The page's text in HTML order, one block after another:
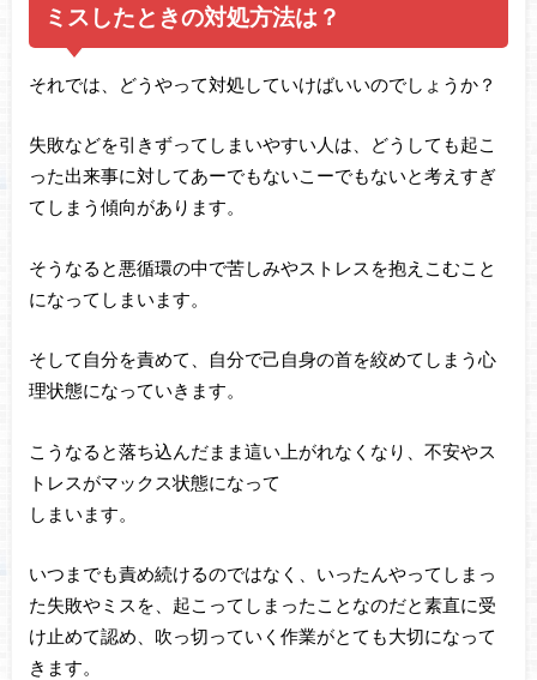
ミスしたときの対処方法は？
それでは、どうやって対処していけばいいのでしょうか？
失敗などを引きずってしまいやすい人は、どうしても起こ
った出来事に対してあーでもないこーでもないと考えすぎ
てしまう傾向があります。
そうなると悪循環の中で苦しみやストレスを抱えこむこと
になってしまいます。
そして自分を責めて、自分で己自身の首を絞めてしまう心
理状態になっていきます。
こうなると落ち込んだまま這い上がれなくなり、不安やス
トレスがマックス状態になって
しまいます。
いつまでも責め続けるのではなく、いったんやってしまっ
た失敗やミスを、起こってしまったことなのだと素直に受
け止めて認め、吹っ切っていく作業がとても大切になって
きます。